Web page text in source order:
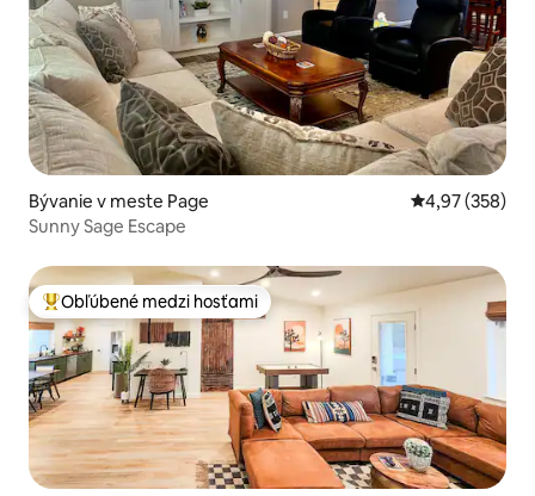
Bývanie v meste Page Priemerné
4,97 (358)
Sunny Sage Escape
Najobľúbenejšie medzi hosťami
Obľúbené medzi hosťami